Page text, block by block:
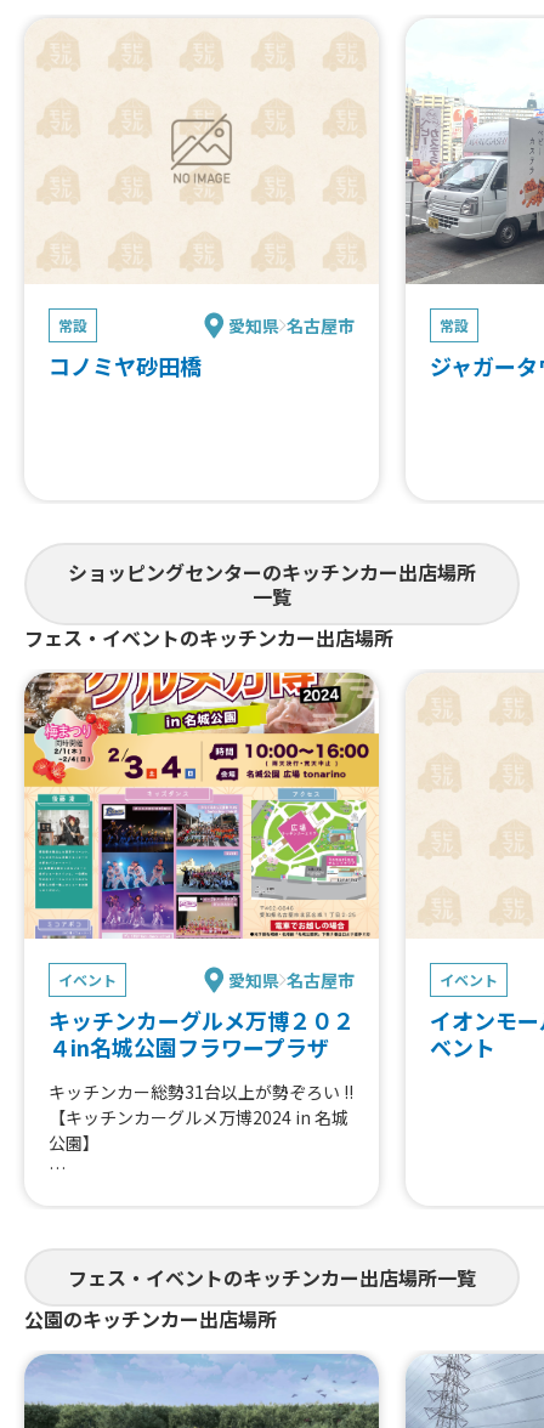
種、ワカモレ
ビーモヒート
スケッタ、ア
ショウブムラ
ムイエローカ
リャ、ガパオ
アボたまポー
ンケバブ、本
陽のパエーリ
0】、ソフト
ラダ、本日
ヒート、ビー
ド(ジャーク
かき氷、ラン
エーリャ、タ
ル、基本のタ
常設 愛知県 名古屋市
コノミヤ砂田橋
常設
ジャガー
ショッピングセンターのキッチンカー出店場所
一覧
フェス・イベントのキッチンカー出店場所
イベント 愛知県 名古屋市
キッチンカーグルメ万博２０２
４in名城公園フラワープラザ
キッチンカー総勢31台以上が勢ぞろい !!
【キッチンカーグルメ万博2024 in 名城
公園】
その他イベントも盛りだくさん✨
イベント
イオンモ
ベント
フェス・イベントのキッチンカー出店場所一覧
公園のキッチンカー出店場所